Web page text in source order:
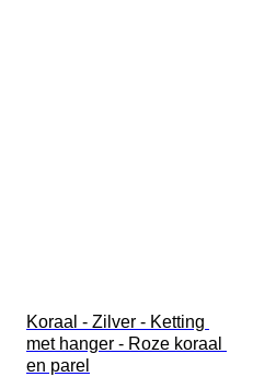
Koraal - Zilver - Ketting
met hanger - Roze koraal
en parel